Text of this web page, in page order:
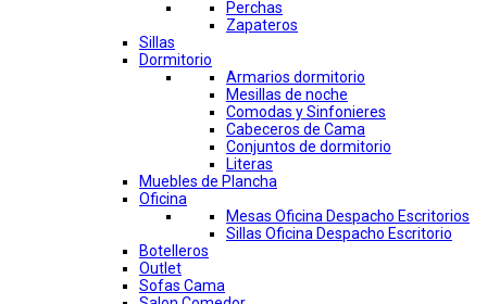
Perchas
Zapateros
Sillas
Dormitorio
Armarios dormitorio
Mesillas de noche
Comodas y Sinfonieres
Cabeceros de Cama
Conjuntos de dormitorio
Literas
Muebles de Plancha
Oficina
Mesas Oficina Despacho Escritorios
Sillas Oficina Despacho Escritorio
Botelleros
Outlet
Sofas Cama